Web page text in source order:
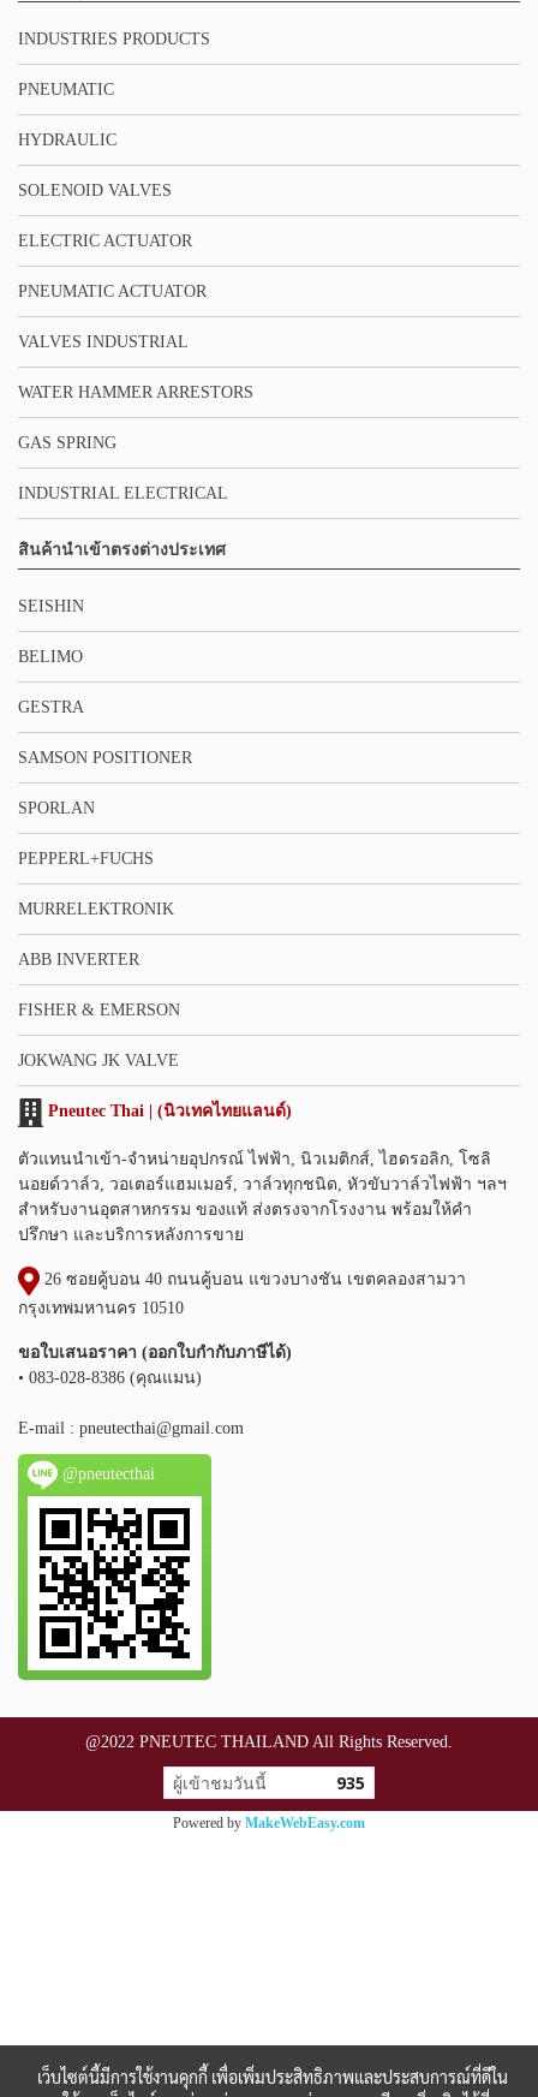
INDUSTRIES PRODUCTS
PNEUMATIC
HYDRAULIC
SOLENOID VALVES
ELECTRIC ACTUATOR
PNEUMATIC ACTUATOR
VALVES INDUSTRIAL
WATER HAMMER ARRESTORS
GAS SPRING
INDUSTRIAL ELECTRICAL
สินค้านำเข้าตรงต่างประเทศ
SEISHIN
BELIMO
GESTRA
SAMSON POSITIONER
SPORLAN
PEPPERL+FUCHS
MURRELEKTRONIK
ABB INVERTER
FISHER & EMERSON
JOKWANG JK VALVE
Pneutec Thai | (นิวเทคไทยแลนด์)
ตัวแทนนำเข้า-จำหน่ายอุปกรณ์ ไฟฟ้า, นิวเมติกส์, ไฮดรอลิก, โซลิ
นอยด์วาล์ว, วอเตอร์แฮมเมอร์, วาล์วทุกชนิด, หัวขับวาล์วไฟฟ้า ฯลฯ
สำหรับงานอุตสาหกรรม ของแท้ ส่งตรงจากโรงงาน พร้อมให้คำ
ปรึกษา และบริการหลังการขาย
26 ซอยคู้บอน 40 ถนนคู้บอน แขวงบางชัน เขตคลองสามวา
กรุงเทพมหานคร 10510
ขอใบเสนอราคา (ออกใบกำกับภาษีได้)
• 083-028-8386 (คุณแมน)
E-mail : pneutecthai@gmail.com
@pneutecthai
@2022 PNEUTEC THAILAND All Rights Reserved.
ผู้เข้าชมวันนี้ 935
Powered by MakeWebEasy.com
เว็บไซต์นี้มีการใช้งานคุกกี้ เพื่อเพิ่มประสิทธิภาพและประสบการณ์ที่ดีใน